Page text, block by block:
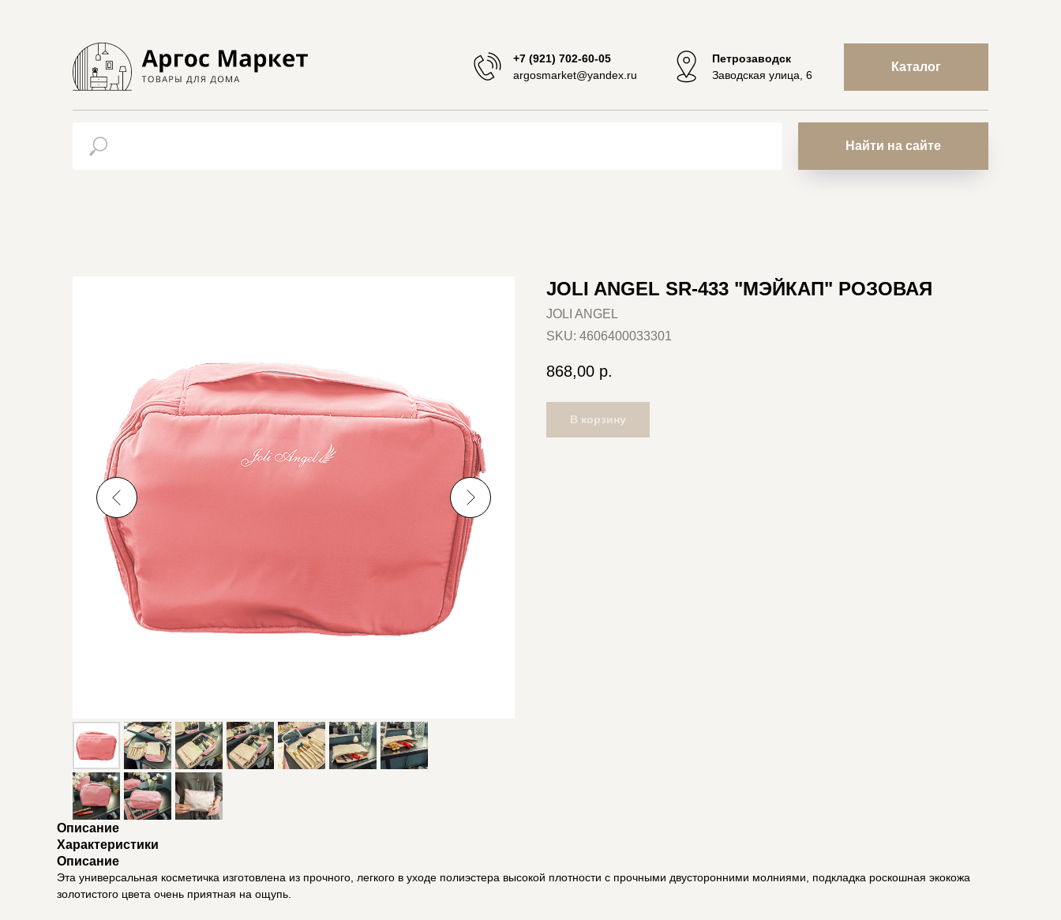
+7 (921) 702-60-05
argosmarket@yandex.ru
Петрозаводск
Заводская улица, 6
Каталог
Найти на сайте
JOLI ANGEL SR-433 "МЭЙКАП" РОЗОВАЯ
JOLI ANGEL
SKU: 4606400033301
868,00 р.
В корзину
Описание
Характеристики
Описание
Эта универсальная косметичка изготовлена из прочного, легкого в уходе полиэстера высокой плотности с прочными двусторонними молниями, подкладка роскошная экокожа
золотистого цвета очень приятная на ощупь.